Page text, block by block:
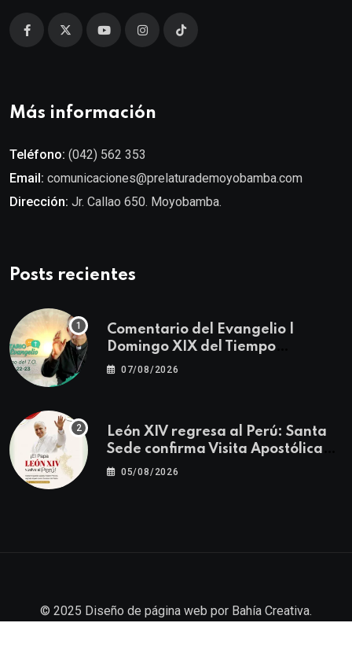
Más información
Teléfono: (042) 562 353
Email: comunicaciones@prelaturademoyobamba.com
Dirección: Jr. Callao 650. Moyobamba.
Posts recientes
Comentario del Evangelio |
Domingo XIX del Tiempo
Ordinario | Mateo 14, 22-23
07/08/2026
León XIV regresa al Perú: Santa
Sede confirma Visita Apostólica
del 11 al 17 de noviembre
05/08/2026
© 2025 Diseño de página web por Bahía Creativa.